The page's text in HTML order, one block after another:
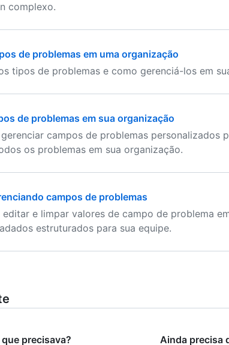
complexo.
de problemas em uma organização
tipos de problemas e como gerenciá-los em
de problemas em sua organização
campos de problemas personalizados
os problemas em sua organização.
campos de problemas
e limpar valores de campo de problema
estruturados para sua equipe.
precisava? Ainda precisa